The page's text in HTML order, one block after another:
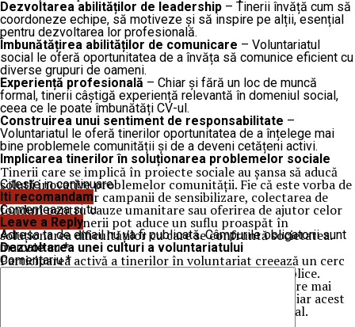
Dezvoltarea abilităților de leadership – Tinerii învăță cum să
coordoneze echipe, să motiveze și să inspire pe alții, esențial
pentru dezvoltarea lor profesională.
Îmbunătățirea abilităților de comunicare – Voluntariatul
social le oferă oportunitatea de a învăța să comunice eficient cu
diverse grupuri de oameni.
Experiență profesională – Chiar și fără un loc de muncă
formal, tinerii câștigă experiență relevantă în domeniul social,
ceea ce le poate îmbunătăți CV-ul.
Construirea unui sentiment de responsabilitate –
Voluntariatul le oferă tinerilor oportunitatea de a înțelege mai
bine problemele comunității și de a deveni cetățeni activi.
Implicarea tinerilor în soluționarea problemelor sociale
Tinerii care se implică în proiecte sociale au șansa să aducă
soluții inovative problemelor comunității. Fie că este vorba de
organizarea unor campanii de sensibilizare, colectarea de
fonduri pentru cauze umanitare sau oferirea de ajutor celor
defavorizați, tinerii pot aduce un suflu proaspăt în
soluționarea dificultăților cu care se confruntă societatea.
Dezvoltarea unei culturi a voluntariatului
Participarea activă a tinerilor în voluntariat creează un cerc
vicios pozitiv, unde tinerii îi inspiră pe alții să se implice.
Astfel, se formează o cultură a voluntariatului în care mai
mulți tineri aleg să contribuie la binele comunității, iar acest
lucru generează schimbări semnificative la nivel local.
Citeste in continuare
Iti recomandam
Comenteaza si tu
Leave a Reply
Adresa ta de email nu va fi publicată. Câmpurile obligatorii sunt
marcate cu*
Comentariu*